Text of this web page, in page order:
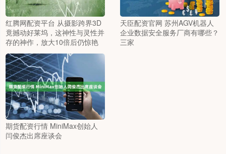
红腾网配资平台 从摄影跨界3D
竟撼动好莱坞，这神性与灵性并
存的神作，放大10倍后仍惊艳
天臣配资官网 苏州AGV机器人
企业数据安全服务厂商有哪些？
三家
期货配资行情 MiniMax创始人
闫俊杰出席座谈会